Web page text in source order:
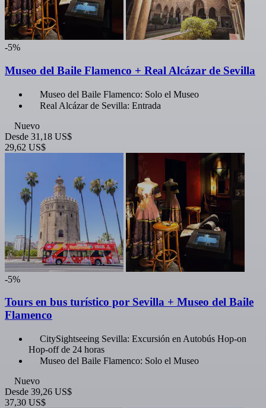
-5%
Museo del Baile Flamenco + Real Alcázar de Sevilla
Museo del Baile Flamenco: Solo el Museo
Real Alcázar de Sevilla: Entrada
Nuevo
Desde 31,18 US$
29,62 US$
-5%
Tours en bus turístico por Sevilla + Museo del Baile
Flamenco
CitySightseeing Sevilla: Excursión en Autobús Hop-on
Hop-off de 24 horas
Museo del Baile Flamenco: Solo el Museo
Nuevo
Desde 39,26 US$
37,30 US$